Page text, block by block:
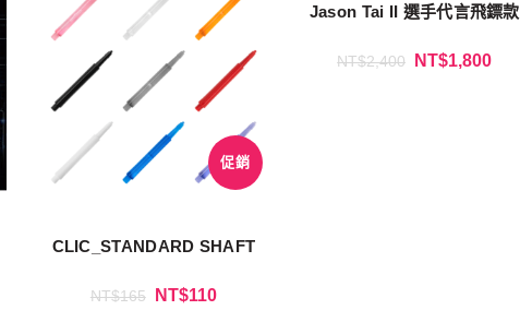
促銷
CLIC_STANDARD SHAFT
NT$165 NT$110
Jason Tai II 選手代言飛鏢款
NT$2,400 NT$1,800